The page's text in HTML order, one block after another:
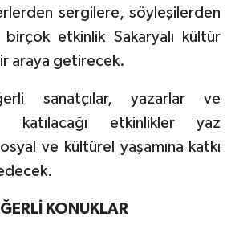
sergilere, söyleşilerden
etkinlik Sakaryalı kültür
araya getirecek.
sanatçılar, yazarlar ve
katılacağı etkinlikler yaz
ve kültürel yaşamına katkı
KONUKLAR